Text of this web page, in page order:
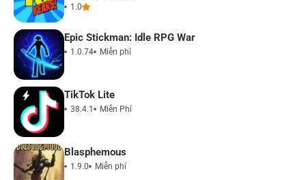
1.0
Epic Stickman: Idle RPG War
1.0.74 Miễn phí
TikTok Lite
38.4.1 Miễn Phí
Blasphemous
1.9.0 Miễn phí